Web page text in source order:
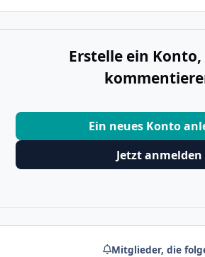
Erstelle ein Konto,
Ein neues Konto
Jetzt anmelden
Mitglieder, die